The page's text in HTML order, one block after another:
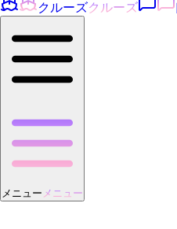
クルーズクルーズ
メニュー メニュー